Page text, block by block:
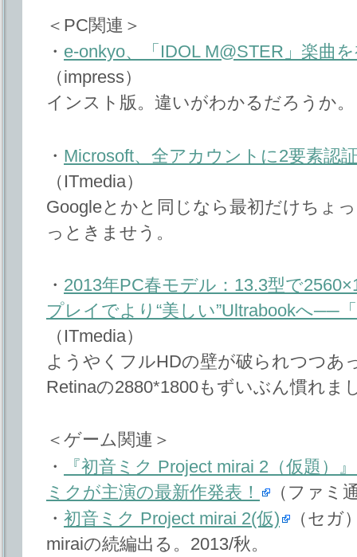
＜PC関連＞
・ e-onkyo、「IDOL M@STER」楽曲
（impress）
インスト版。違いがわかるだろうか。
・ Microsoft、全アカウントに2要素認
（ITmedia）
Googleとかと同じなら最初だけちょ
っときませう。
・ 2013年PC春モデル：13.3型で
プレイでより“美しい”Ultrabookへ──
（ITmedia）
ようやくフルHDの壁が破られつつあ
Retinaの2880*1800もずいぶん慣れま
＜ゲーム関連＞
・
『初音ミク Project mirai 2（仮題）
ミクが主演の最新作発表！
（ファミ
・ 初音ミク Project mirai 2(仮)
（セガ
miraiの続編出る。2013/秋。